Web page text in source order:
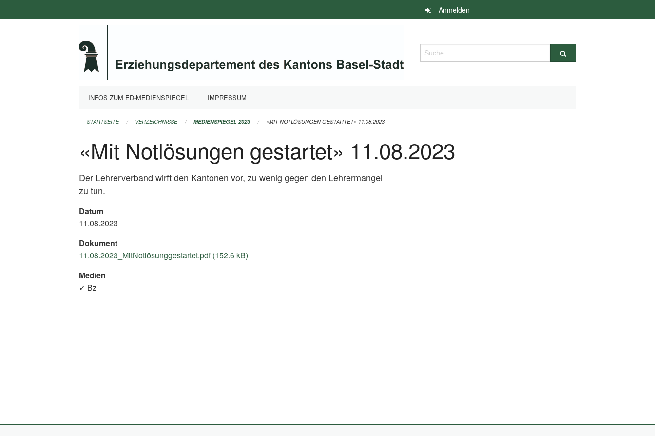
überspringen
Anmelden
Suche
INFOS ZUM ED-MEDIENSPIEGEL IMPRESSUM
STARTSEITE VERZEICHNISSE MEDIENSPIEGEL 2023 «MIT NOTLÖSUNGEN GESTARTET» 11.08.2023
«Mit Notlösungen gestartet» 11.08.2023
Der Lehrerverband wirft den Kantonen vor, zu wenig gegen den Lehrermangel
zu tun.
Datum
11.08.2023
Dokument
11.08.2023_MitNotlösunggestartet.pdf (152.6 kB)
Medien
✓ Bz